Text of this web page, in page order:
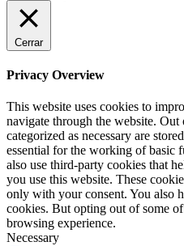
Cerrar
Privacy Overview
This website uses cookies to
navigate through the website. Out
categorized as necessary are
essential for the working of basic
also use third-party cookies that
you use this website. These
only with your consent. You also
cookies. But opting out of some
browsing experience.
Necessary